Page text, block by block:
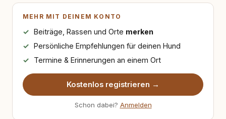
MEHR MIT DEINEM KONTO
Beiträge, Rassen und Orte merken
Persönliche Empfehlungen für deinen Hund
Termine & Erinnerungen an einem Ort
Kostenlos registrieren →
Schon dabei? Anmelden